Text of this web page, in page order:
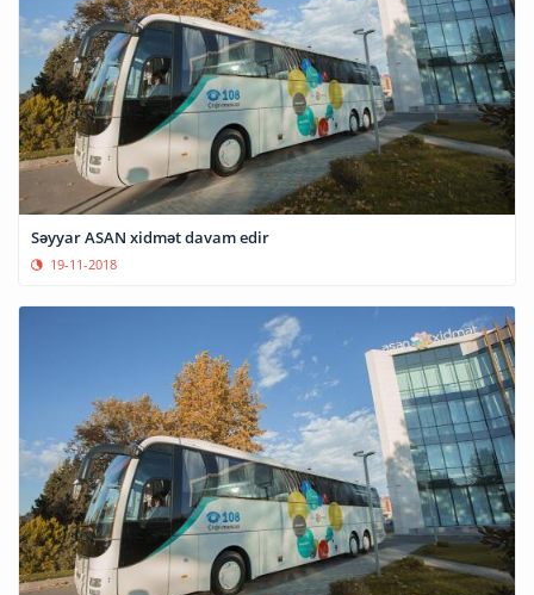
Səyyar ASAN xidmət davam edir
19-11-2018